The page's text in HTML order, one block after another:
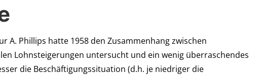
A. Phillips hatte 1958 den Zusammenhang zwischen
Lohnsteigerungen untersucht und ein wenig überraschendes
die Beschäftigungssituation (d.h. je niedriger die